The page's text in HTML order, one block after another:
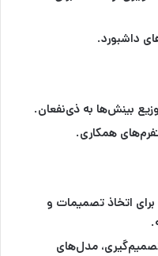
داشبورد.
بینش‌ها به ذی‌نفعان.
همکاری.
برای اتخاذ تصمیمات و
مدل‌های